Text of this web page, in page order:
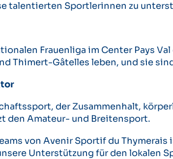
talentierten Sportlerinnen zu
Frauenliga im Center Pays
Thimert-Gâtelles leben, und sie
der Zusammenhalt,
den Amateur- und Breitensport.
von Avenir Sportif du
Unterstützung für den lokalen